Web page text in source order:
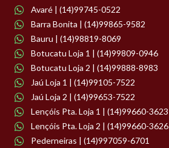
Avaré | (14)99745-0522
Barra Bonita | (14)99865-9582
Bauru | (14)98819-8069
Botucatu Loja 1 | (14)99809-0946
Botucatu Loja 2 | (14)99888-8983
Jaú Loja 1 | (14)99105-7522
Jaú Loja 2 | (14)99653-7522
Lençóis Pta. Loja 1 | (14)99660-3623
Lençóis Pta. Loja 2 | (14)99660-3626
Pederneiras | (14)997059-6701